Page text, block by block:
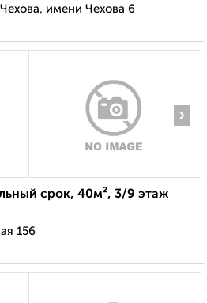
имени Чехова 6
›
срок, 40м², 3/9 этаж
156